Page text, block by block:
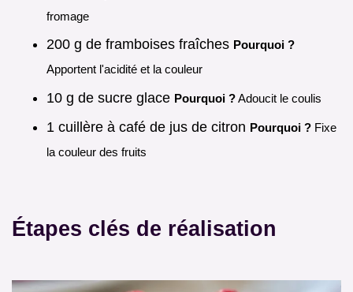
fromage
200 g de framboises fraîches Pourquoi ?
Apportent l'acidité et la couleur
10 g de sucre glace Pourquoi ?Adoucit le coulis
1 cuillère à café de jus de citron Pourquoi ? Fixe
la couleur des fruits
Étapes clés de réalisation